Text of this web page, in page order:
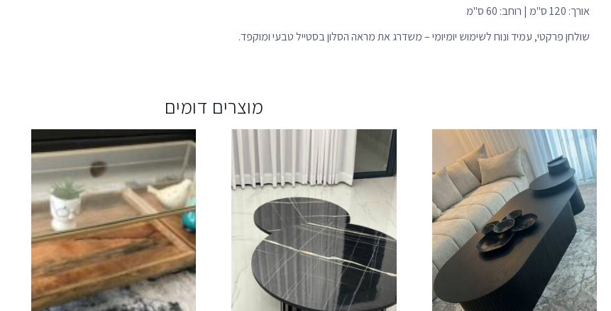
אורך: 120 ס"מ | רוחב: 60 ס"מ
שולחן פרקטי, עמיד ונוח לשימוש יומיומי – משדרג את מראה הסלון בסטייל טבעי ומוקפד.
מוצרים דומים